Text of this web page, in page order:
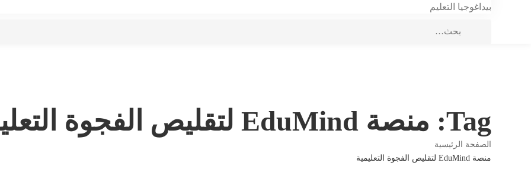
بيداغوجيا التعليم
Tag: منصة EduMind لتقليص الفجوة التعليمية
الصفحة الرئيسية
منصة EduMind لتقليص الفجوة التعليمية